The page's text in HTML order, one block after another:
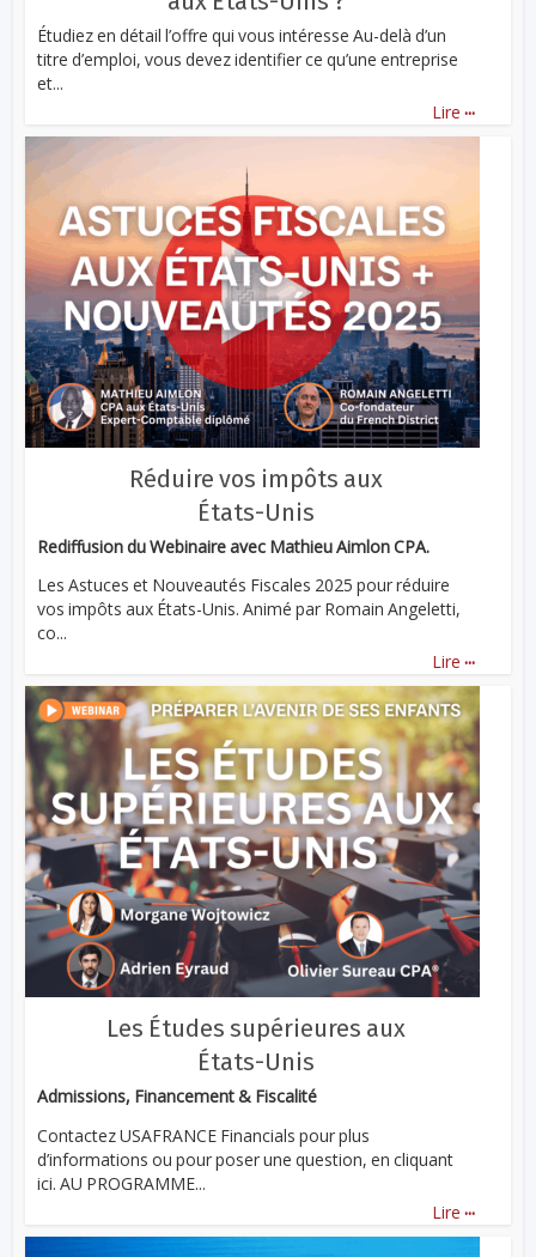
Étudiez en détail l’offre qui vous intéresse Au-delà d’un
titre d’emploi, vous devez identifier ce qu’une entreprise
et...
Lire ...
Réduire vos impôts aux
États-Unis
Rediffusion du Webinaire avec Mathieu Aimlon CPA.
Les Astuces et Nouveautés Fiscales 2025 pour réduire
vos impôts aux États-Unis. Animé par Romain Angeletti,
co...
Lire ...
Les Études supérieures aux
États-Unis
Admissions, Financement & Fiscalité
Contactez USAFRANCE Financials pour plus
d’informations ou pour poser une question, en cliquant
ici. AU PROGRAMME...
Lire ...